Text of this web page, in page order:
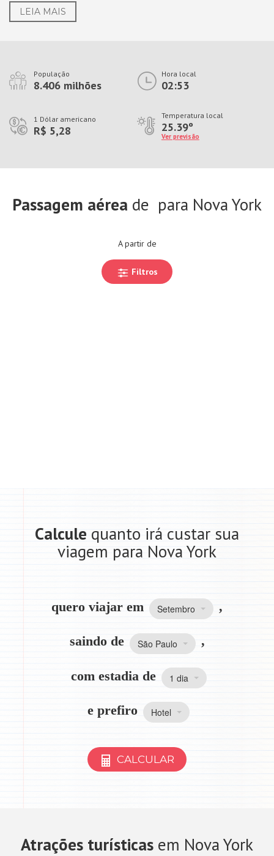
LEIA MAIS
População
8.406 milhões
Hora local
02:53
1 Dólar americano
R$ 5,28
Temperatura local
25.39º
Ver previsão
Passagem aérea de para Nova York
A partir de
Filtros
Calcule quanto irá custar sua
viagem para Nova York
quero viajar em Setembro ,
saindo de São Paulo ,
com estadia de 1 dia
e prefiro Hotel
CALCULAR
Atrações turísticas em Nova York